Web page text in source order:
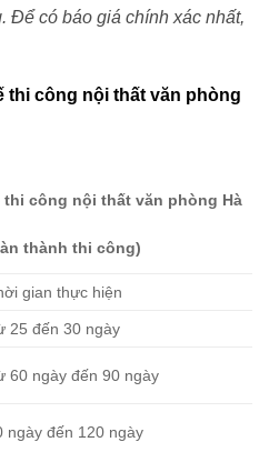
Để có báo giá chính xác nhất,
thi công nội thất văn phòng
công nội thất văn phòng Hà
thành thi công)
gian thực hiện
25 đến 30 ngày
60 ngày đến 90 ngày
ngày đến 120 ngày